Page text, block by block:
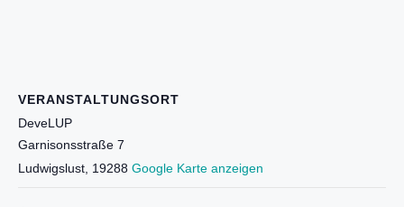
VERANSTALTUNGSORT
DeveLUP
Garnisonsstraße 7
Ludwigslust 19288 Google Karte anzeigen